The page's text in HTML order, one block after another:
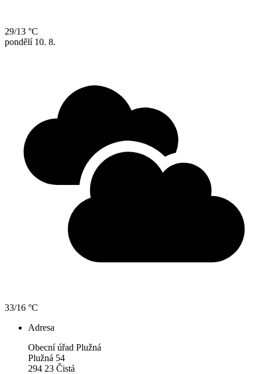
29/13 °C
pondělí 10. 8.
33/16 °C
Adresa
Obecní úřad Plužná
Plužná 54
294 23 Čistá